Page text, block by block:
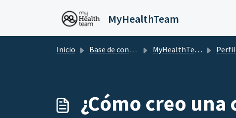
MyHealthTeam
Inicio Base de conocimientos MyHealthTeam
¿Cómo creo una